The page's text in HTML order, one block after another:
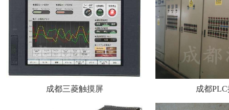
成都三菱触摸屏 成都